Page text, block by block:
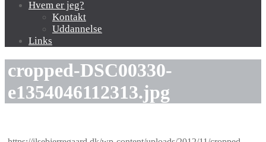
Hvem er jeg?
Kontakt
Uddannelse
Links
cropped-DSC00330-
e1354046112313.jpg